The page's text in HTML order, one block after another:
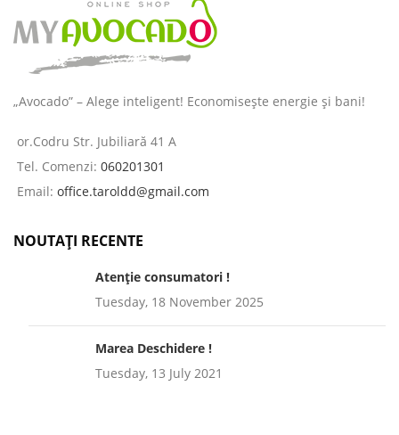
„Avocado” – Alege inteligent! Economisește energie și bani!
or.Codru Str. Jubiliară 41 A
Tel. Comenzi: 060201301
Email: office.taroldd@gmail.com
NOUTAȚI RECENTE
Atenție consumatori !
Tuesday, 18 November 2025
Marea Deschidere !
Tuesday, 13 July 2021